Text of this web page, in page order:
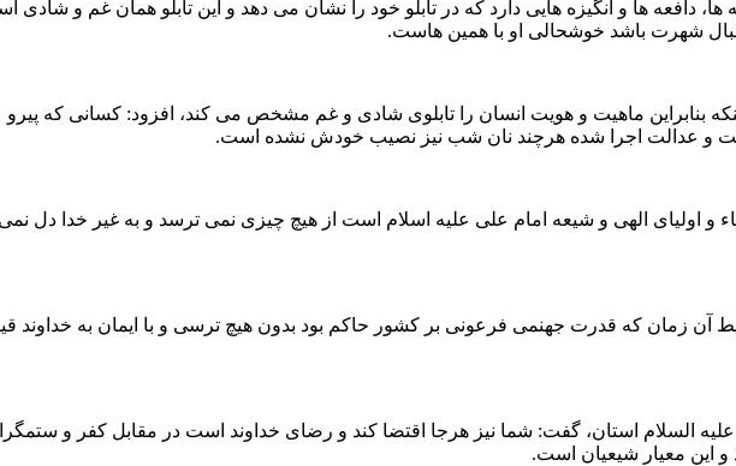
ها، دافعه ها و انگیزه هایی دارد که در تابلو خود را نشان می دهد و این تابلو همان غم و
شهرت باشد خوشحالی او با همین هاست.
بنابراین ماهیت و هویت انسان را تابلوی شادی و غم مشخص می کند، افزود: کسانی که
و عدالت اجرا شده هرچند نان شب نیز نصیب خودش نشده است.
و اولیای الهی و شیعه امام علی علیه اسلام است از هیچ چیزی نمی ترسد و به غیر خدا دل
السلام استان، گفت: شما نیز هرجا اقتضا کند و رضای خداوند است در مقابل کفر و
این معیار شیعیان است.